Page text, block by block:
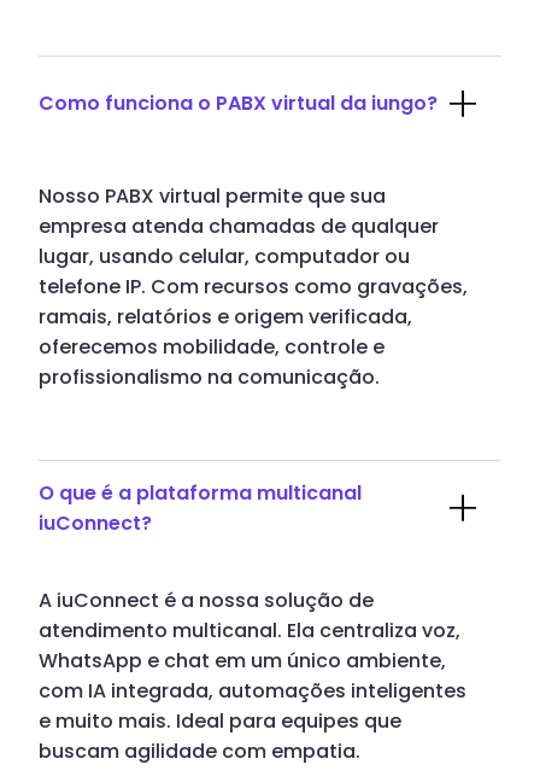
Como funciona o PABX virtual da iungo?
Nosso PABX virtual permite que sua
empresa atenda chamadas de qualquer
lugar, usando celular, computador ou
telefone IP. Com recursos como gravações,
ramais, relatórios e origem verificada,
oferecemos mobilidade, controle e
profissionalismo na comunicação.
O que é a plataforma multicanal
iuConnect?
A iuConnect é a nossa solução de
atendimento multicanal. Ela centraliza voz,
WhatsApp e chat em um único ambiente,
com IA integrada, automações inteligentes
e muito mais. Ideal para equipes que
buscam agilidade com empatia.